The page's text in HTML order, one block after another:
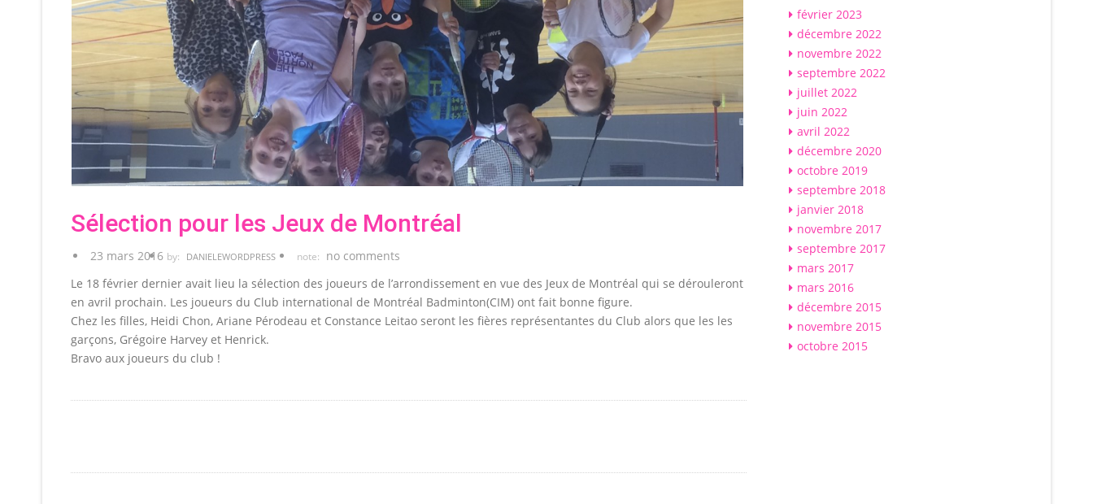
Sélection pour les Jeux de Montréal
23 mars 2016 by: DANIELEWORDPRESS note: no comments
Le 18 février dernier avait lieu la sélection des joueurs de l’arrondissement en vue des Jeux de Montréal qui se dérouleront
en avril prochain. Les joueurs du Club international de Montréal Badminton(CIM) ont fait bonne figure.
Chez les filles, Heidi Chon, Ariane Pérodeau et Constance Leitao seront les fières représentantes du Club alors que les les
garçons, Grégoire Harvey et Henrick.
Bravo aux joueurs du club !
février 2023
décembre 2022
novembre 2022
septembre 2022
juillet 2022
juin 2022
avril 2022
décembre 2020
octobre 2019
septembre 2018
janvier 2018
novembre 2017
septembre 2017
mars 2017
mars 2016
décembre 2015
novembre 2015
octobre 2015